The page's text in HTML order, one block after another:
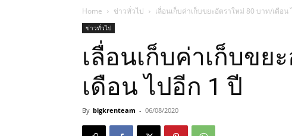
Home ข่าวทั่วไป เลื่อนเก็บค่าเก็บขยะอัตราใหม่ 80 บาท/เดือน
ข่าวทั่วไป
เลื่อนเก็บค่าเก็บขย
เดือน ไปอีก 1 ปี
By bigkrenteam - 06/08/2020